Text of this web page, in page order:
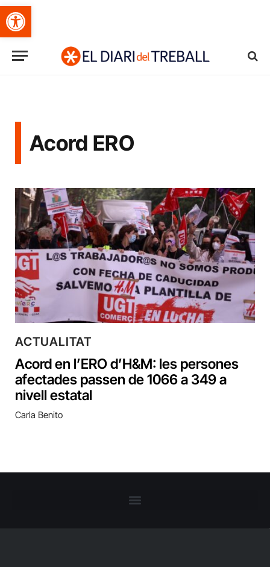
Obre la barra d'eines
Acord ERO
ACTUALITAT
Acord en l’ERO d’H&M: les persones
afectades passen de 1066 a 349 a
nivell estatal
Carla Benito